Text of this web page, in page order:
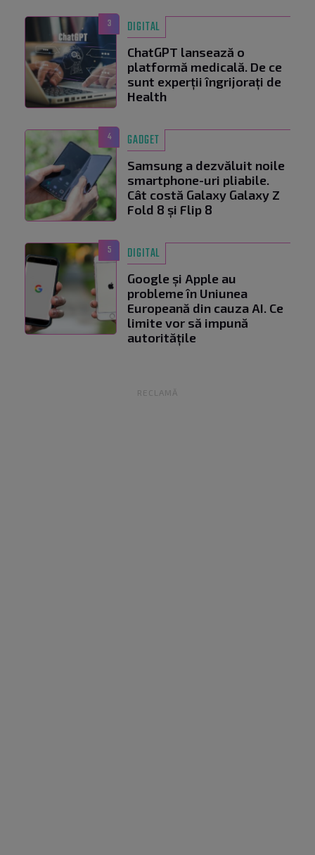
3 DIGITAL
ChatGPT lansează o
platformă medicală. De ce
sunt experții îngrijorați de
Health
4 GADGET
Samsung a dezvăluit noile
smartphone-uri pliabile.
Cât costă Galaxy Galaxy Z
Fold 8 și Flip 8
5 DIGITAL
Google și Apple au
probleme în Uniunea
Europeană din cauza AI. Ce
limite vor să impună
autoritățile
RECLAMĂ